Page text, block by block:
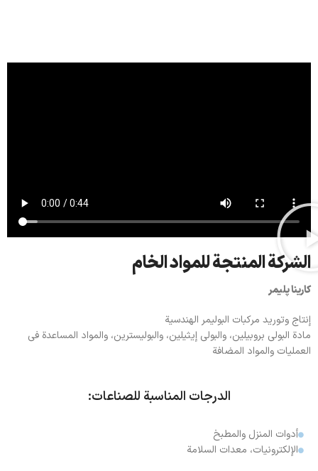
الشركة المنتجة للمواد الخام
کارینا پلیمر
إنتاج وتوريد مركبات البوليمر الهندسية
مادة البولي بروبيلين، والبولي إيثيلين، والبوليسترين، والمواد المساعدة في
العمليات والمواد المضافة
الدرجات المناسبة للصناعات:
أدوات المنزل والمطبخ
الإلكترونيات، معدات السلامة